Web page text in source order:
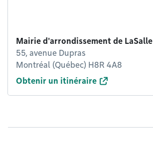
Mairie d'arrondissement de LaSalle
55, avenue Dupras
Montréal (Québec) H8R 4A8
Obtenir un itinéraire